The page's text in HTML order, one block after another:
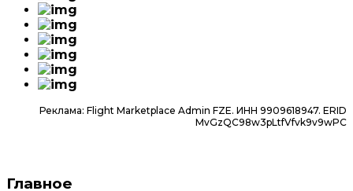
Реклама: Flight Marketplace Admin FZE. ИНН 9909618947. ERID
MvGzQC98w3pLtfVfvk9v9wPC
Главное